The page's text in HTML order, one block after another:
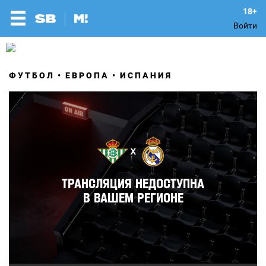
Войти
ФУТБОЛ ЕВРОПА ИСПАНИЯ